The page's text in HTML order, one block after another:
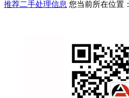
推荐二手处理信息 您当前所在位置：